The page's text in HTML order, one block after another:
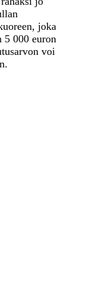
joka
5 000 euron
voi